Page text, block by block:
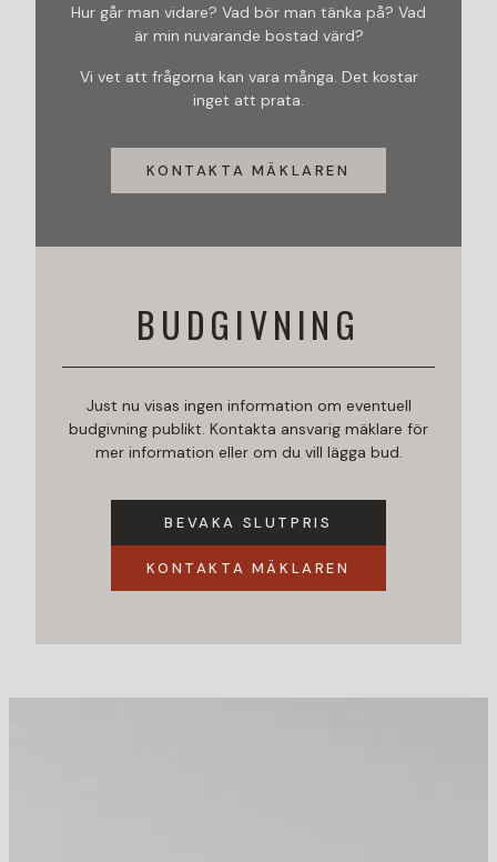
Hur går man vidare? Vad bör man tänka på? Vad
är min nuvarande bostad värd?
Vi vet att frågorna kan vara många. Det kostar
inget att prata.
KONTAKTA MÄKLAREN
BUDGIVNING
Just nu visas ingen information om eventuell
budgivning publikt. Kontakta ansvarig mäklare för
mer information eller om du vill lägga bud.
BEVAKA SLUTPRIS
KONTAKTA MÄKLAREN